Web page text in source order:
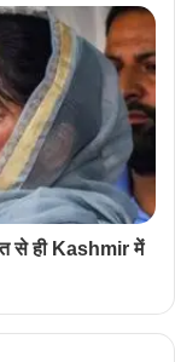
से ही Kashmir में